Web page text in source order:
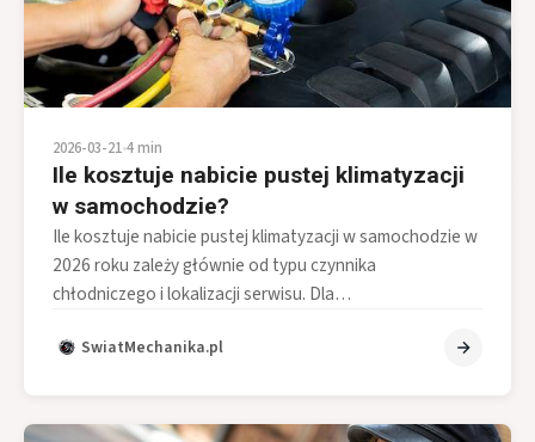
2026-03-21•4 min
Ile kosztuje nabicie pustej klimatyzacji
w samochodzie?
Ile kosztuje nabicie pustej klimatyzacji w samochodzie w
2026 roku zależy głównie od typu czynnika
chłodniczego i lokalizacji serwisu. Dla…
SwiatMechanika.pl